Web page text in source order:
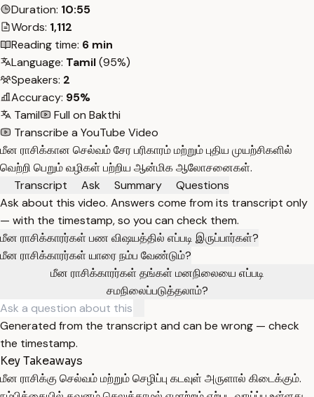
Duration: 10:55
Words: 1,112
Reading time: 6 min
Language: Tamil(95%)
Speakers: 2
Accuracy: 95%
Tamil
Full on Bakthi
Transcribe a YouTube Video
மீன ராசிக்கான செல்வம் சேர பரிகாரம் மற்றும் புதிய முயற்சிகளில்
வெற்றி பெறும் வழிகள் பற்றிய ஆன்மிக ஆலோசனைகள்.
Transcript
Ask Summary
Questions
Ask about this video. Answers come from its transcript only
— with the timestamp, so you can check them.
மீன ராசிக்காரர்கள் பண விஷயத்தில் எப்படி இருப்பார்கள்?
மீன ராசிக்காரர்கள் யாரை நம்ப வேண்டும்?
மீன ராசிக்காரர்கள் தங்கள் மனநிலையை எப்படி
சமநிலைப்படுத்தலாம்?
Generated from the transcript and can be wrong — check
the timestamp.
Key Takeaways
மீன ராசிக்கு செல்வம் மற்றும் செழிப்பு கடவுள் அருளால் கிடைக்கும்.